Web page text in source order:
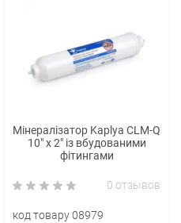
Мінералізатор Kaplya CLM-Q
10" х 2" із вбудованими
фітингами
0 отзывов
код товару 08979